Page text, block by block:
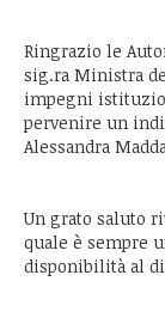
Ringrazio le
sig.ra Ministra
impegni
pervenire un
Alessandra
Un grato saluto
quale è sempre
disponibilità al